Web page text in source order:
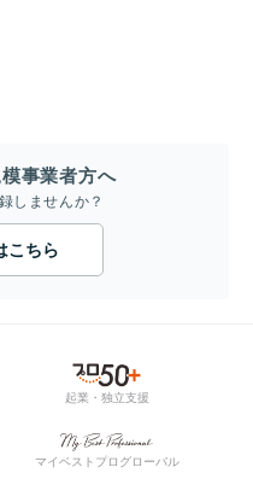
事業者方へ
しませんか？
こちら
起業・独立支援
マイベストプログローバル